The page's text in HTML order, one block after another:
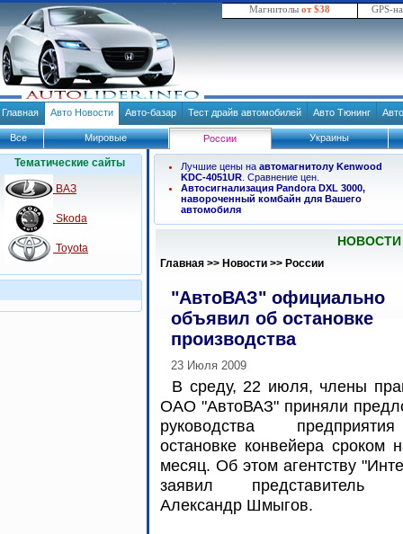
Магнитолы от $38 GPS-
Главная Авто Новости Авто-базар Тест драйв автомобилей Авто Тюнинг
Все Мировые России Украины
Тематические сайты
ВАЗ
Skoda
Toyota
Лучшие цены на автомагнитолу Kenwood
KDC-4051UR . Сравнение цен.
Автосигнализация Pandora DXL 3000,
навороченный комбайн для Вашего
автомобиля
Главная >> Новости >> России
"АвтоВАЗ" официально
объявил об остановке
производства
23 Июля 2009
В среду, 22 июля, члены
ОАО "АвтоВАЗ" приняли
руководства
остановке конвейера сроком
месяц. Об этом агентству
заявил представитель
Александр Шмыгов.